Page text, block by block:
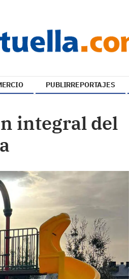
PUBLIRREPORTAJES
integral del